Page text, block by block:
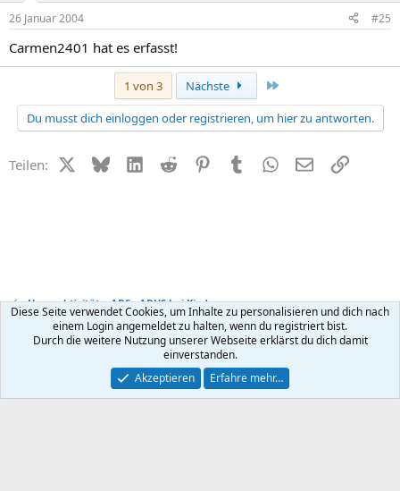
26 Januar 2004 #25
Carmen2401 hat es erfasst!
1 von 3 Nächste
Du musst dich einloggen oder registrieren, um hier zu antworten.
Teilen: X (Twitter)
BlueskyLinkedIn
Reddit PinterestTumblr WhatsApp
E-MailLink
Hyperaktivität + ADS - ADHS bei Kindern
Kontakt Nutzungsbedingungen Datenschutz Hilfe
R
Community platform by XenForo ® © 2010-2026 XenForo Ltd.
Diese Seite verwendet Cookies, um Inhalte zu personalisieren und dich nach
einem Login angemeldet zu halten, wenn du registriert bist.
Durch die weitere Nutzung unserer Webseite erklärst du dich damit
einverstanden.
Akzeptieren
Erfahre mehr…